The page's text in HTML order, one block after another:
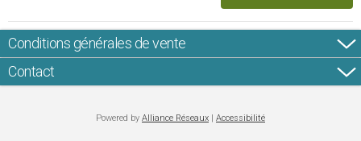
Conditions générales de vente
Contact
Powered by Alliance Réseaux | Accessibilité